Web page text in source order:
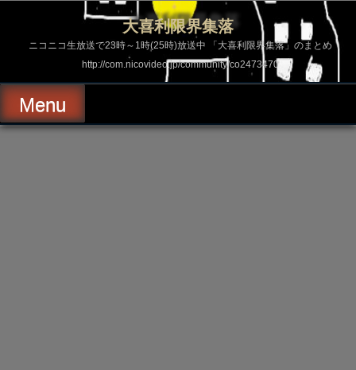
ス
ッ
プ
大喜利限界集落
ニコニコ生放送で23時～1時(25時)放送中 「大喜利限界集落」のまとめ
http://com.nicovideo.jp/community/co2473470
Menu